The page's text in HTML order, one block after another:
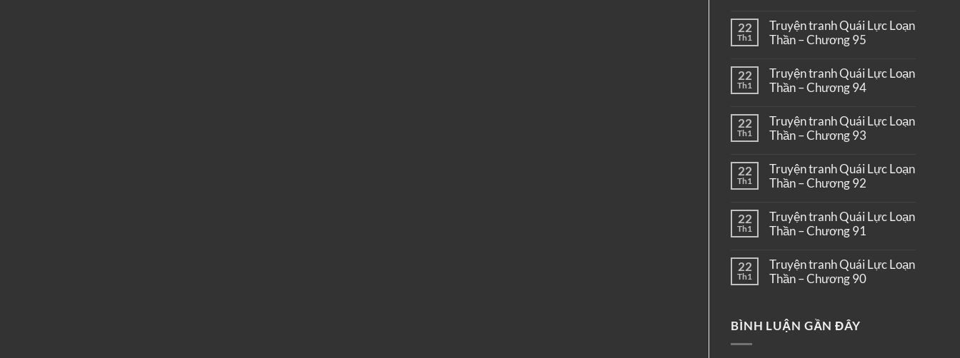
22
Th1
Truyện tranh Quái Lực Loạn
Thần – Chương 95
22
Th1
Truyện tranh Quái Lực Loạn
Thần – Chương 94
22
Th1
Truyện tranh Quái Lực Loạn
Thần – Chương 93
22
Th1
Truyện tranh Quái Lực Loạn
Thần – Chương 92
22
Th1
Truyện tranh Quái Lực Loạn
Thần – Chương 91
22
Th1
Truyện tranh Quái Lực Loạn
Thần – Chương 90
BÌNH LUẬN GẦN ĐÂY